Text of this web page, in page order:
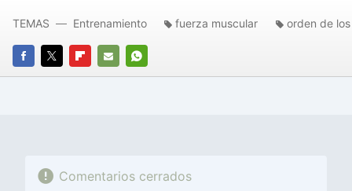
FACEBOOK
TWITTERFLIPBOARD
E-
WHATSAPP
TEMAS Entrenamiento fuerza muscular orden de
Comentarios cerrados